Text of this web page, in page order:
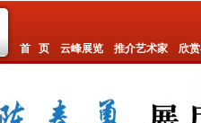
首 页 云峰展览 推介艺术家 欣